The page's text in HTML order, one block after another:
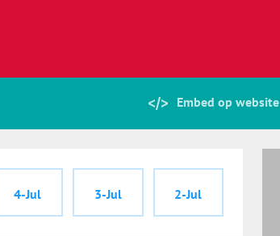
Embed op website
4-Jul 3-Jul 2-Jul